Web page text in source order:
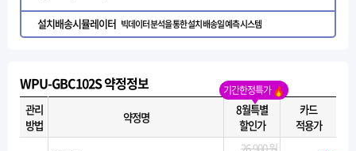
설치배송시뮬레이터 빅데이터 분석을 통한 설치 배송일 예측 시스템
WPU-GBC102S 약정정보 기간한정특가
관리
방법
약정명
8월특별
할인가
카드
적용가